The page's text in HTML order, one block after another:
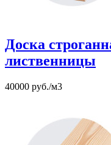
Доска
лиственницы
40000 руб./м3